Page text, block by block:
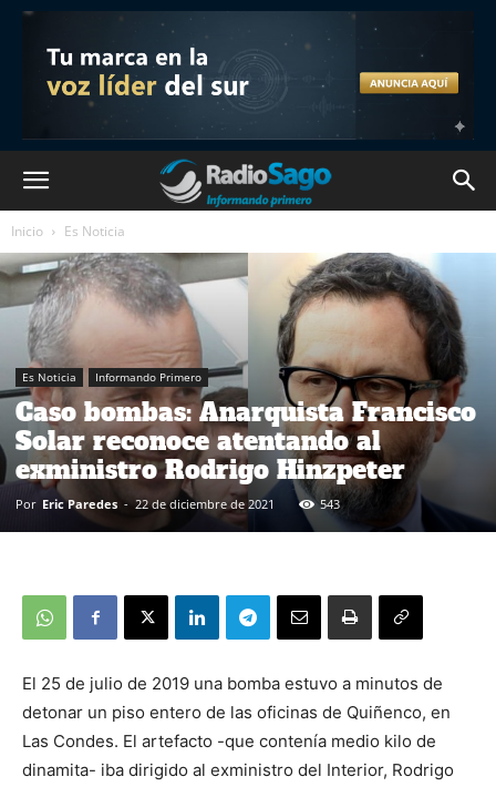
Inicio Es Noticia
Es Noticia Informando Primero
Caso bombas: Anarquista Francisco
Solar reconoce atentando al
exministro Rodrigo Hinzpeter
Por Eric Paredes - 22 de diciembre de 2021 543
El 25 de julio de 2019 una bomba estuvo a minutos de
detonar un piso entero de las oficinas de Quiñenco, en
Las Condes. El artefacto -que contenía medio kilo de
dinamita- iba dirigido al exministro del Interior, Rodrigo